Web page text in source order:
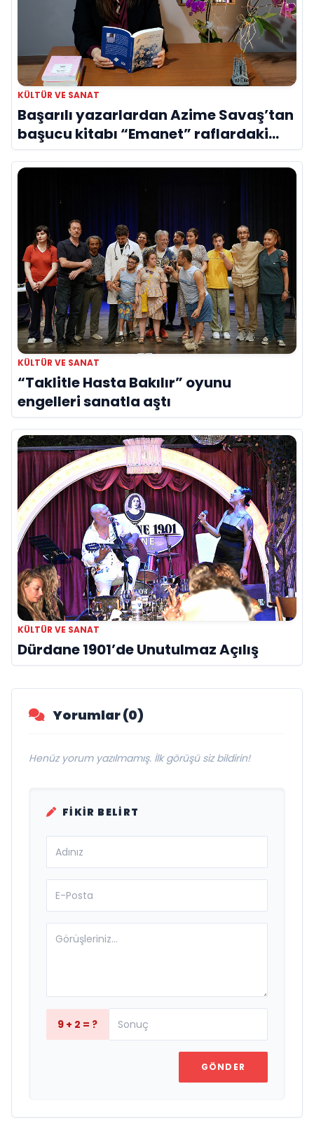
KÜLTÜR VE SANAT
Başarılı yazarlardan Azime Savaş’tan
başucu kitabı “Emanet” raflardaki
yerini aldı
KÜLTÜR VE SANAT
“Taklitle Hasta Bakılır” oyunu
engelleri sanatla aştı
KÜLTÜR VE SANAT
Dürdane 1901’de Unutulmaz Açılış
Yorumlar (0)
Henüz yorum yazılmamış. İlk görüşü siz bildirin!
FIKIR BELIRT
9 + 2 = ?
GÖNDER